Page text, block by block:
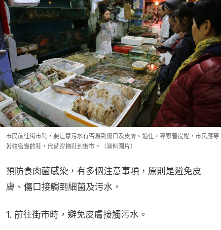
市民前往街市時，要注意污水有否濺到傷口及皮膚。過往，專家曾提醒，市民應穿
著較密實的鞋，代替穿拖鞋到街市。（資料圖片）
預防食肉菌感染，有多個注意事項，原則是避免皮
膚、傷口接觸到細菌及污水，
1. 前往街市時，避免皮膚接觸污水。